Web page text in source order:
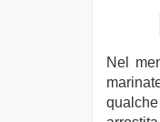
Nel